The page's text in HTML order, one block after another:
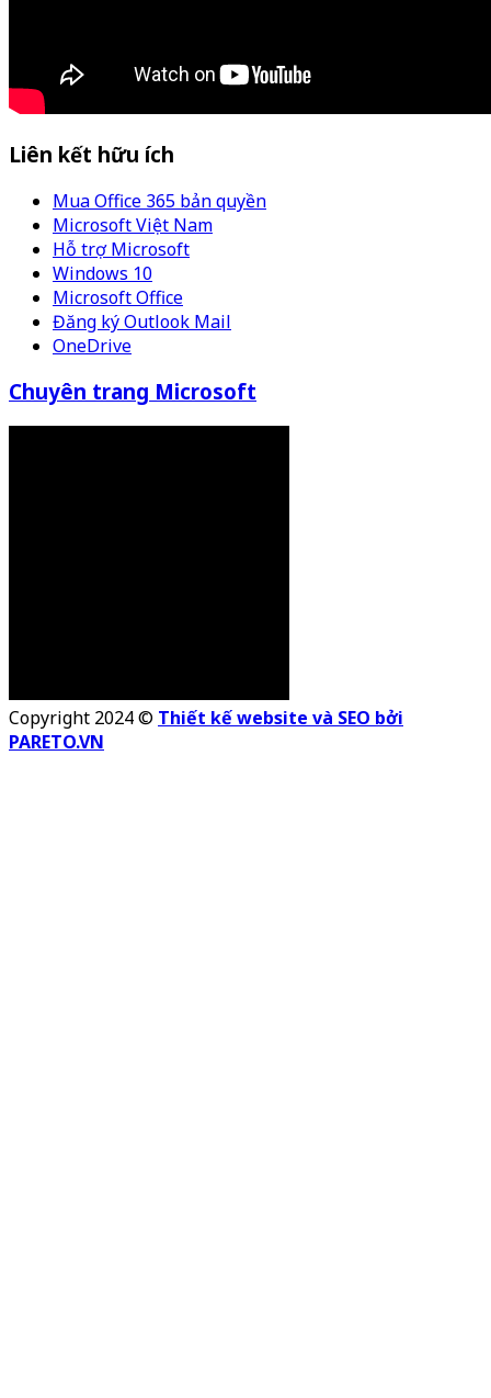
Liên kết hữu ích
Mua Office 365 bản quyền
Microsoft Việt Nam
Hỗ trợ Microsoft
Windows 10
Microsoft Office
Đăng ký Outlook Mail
OneDrive
Chuyên trang Microsoft
Copyright 2024 © Thiết kế website và SEO bởi
PARETO.VN